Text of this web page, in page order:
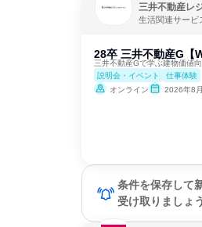
三井不動産レ
生活関連サービ
28卒 三井不動産G【
三井不動産Gで学ぶ建物価値
説明会・イベント
仕事体験
オンライン
2026年8
条件を保存して
受け取りましょう